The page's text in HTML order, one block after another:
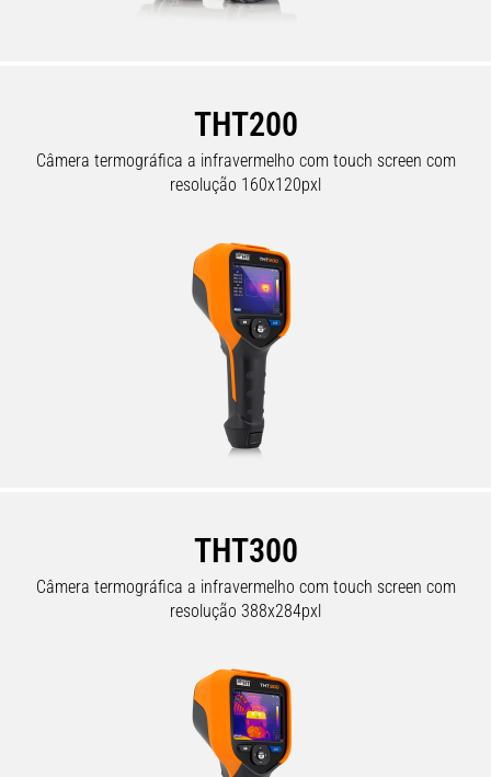
THT200
Câmera termográfica a infravermelho com touch screen com
resolução 160x120pxl
THT300
Câmera termográfica a infravermelho com touch screen com
resolução 388x284pxl